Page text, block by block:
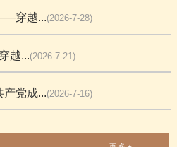
穿越...(2026-7-28)
越...(2026-7-21)
产党成...(2026-7-16)